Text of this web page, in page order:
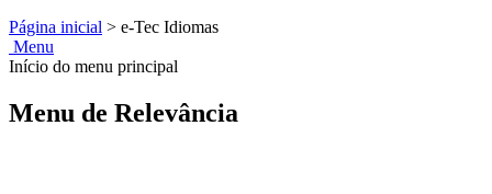
Página inicial > e-Tec Idiomas
Menu
Início do menu principal
Menu de Relevância